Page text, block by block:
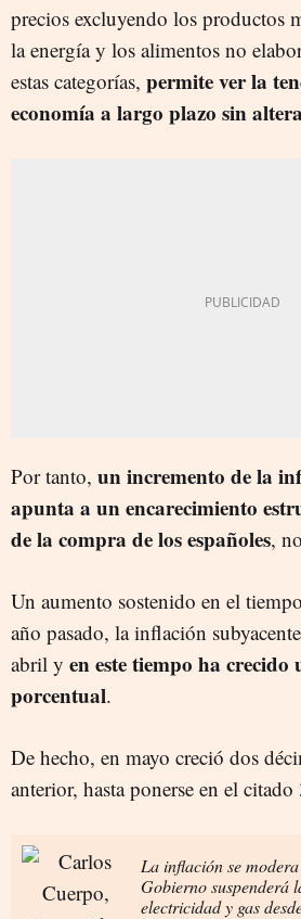
precios excluyendo los productos
la energía y los alimentos no
estas categorías, permite ver la
economía a largo plazo sin
Por tanto, un incremento de la
apunta a un encarecimiento
de la compra de los españoles,
Un aumento sostenido en el
año pasado, la inflación
abril y en este tiempo ha
porcentual.
De hecho, en mayo creció dos
anterior, hasta ponerse en el citado
La inflación se
Gobierno suspenderá
electricidad y gas